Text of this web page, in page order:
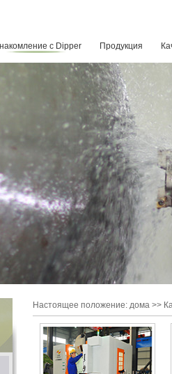
с Dipper Продукция
Настоящее положение: дома >>